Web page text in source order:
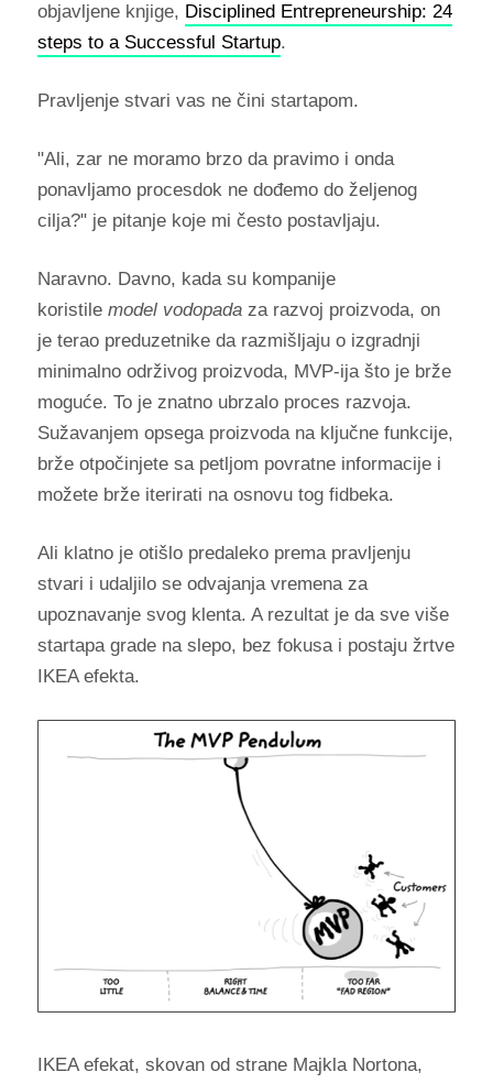
objavljene knjige, Disciplined Entrepreneurship: 24
steps to a Successful Startup.
Pravljenje stvari vas ne čini startapom.
"Ali, zar ne moramo brzo da pravimo i onda
ponavljamo procesdok ne dođemo do željenog
cilja?" je pitanje koje mi često postavljaju.
Naravno. Davno, kada su kompanije
koristile model vodopadaza razvoj proizvoda, on
je terao preduzetnike da razmišljaju o izgradnji
minimalno održivog proizvoda, MVP-ija što je brže
moguće. To je znatno ubrzalo proces razvoja.
Sužavanjem opsega proizvoda na ključne funkcije,
brže otpočinjete sa petljom povratne informacije i
možete brže iterirati na osnovu tog fidbeka.
Ali klatno je otišlo predaleko prema pravljenju
stvari i udaljilo se odvajanja vremena za
upoznavanje svog klenta. A rezultat je da sve više
startapa grade na slepo, bez fokusa i postaju žrtve
IKEA efekta.
IKEA efekat, skovan od strane Majkla Nortona,